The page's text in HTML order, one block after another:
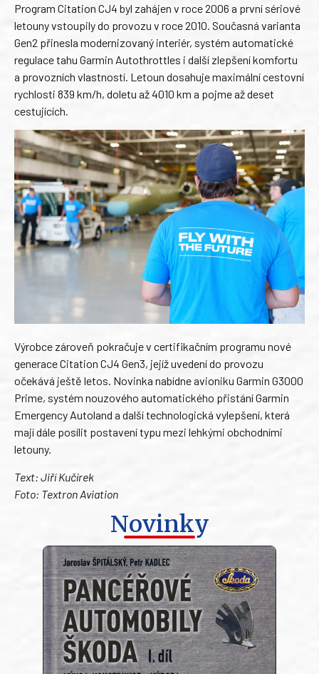
Program Citation CJ4 byl zahájen v roce 2006 a první sériové
letouny vstoupily do provozu v roce 2010. Současná varianta
Gen2 přinesla modernizovaný interiér, systém automatické
regulace tahu Garmin Autothrottles i další zlepšení komfortu
a provozních vlastností. Letoun dosahuje maximální cestovní
rychlosti 839 km/h, doletu až 4010 km a pojme až deset
cestujících.
Výrobce zároveň pokračuje v certifikačním programu nové
generace Citation CJ4 Gen3, jejíž uvedení do provozu
očekává ještě letos. Novinka nabídne avioniku Garmin G3000
Prime, systém nouzového automatického přistání Garmin
Emergency Autoland a další technologická vylepšení, která
mají dále posílit postavení typu mezi lehkými obchodními
letouny.
Text: Jiří Kučírek
Foto: Textron Aviation
Novinky